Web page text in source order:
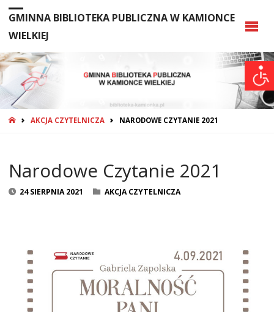
GMINNA BIBLIOTEKA PUBLICZNA W KAMIONCE
WIELKIEJ
STRONA
AKCJA CZYTELNICZA NARODOWE CZYTANIE 2021
Narodowe Czytanie 2021
24 SIERPNIA 2021 AKCJA CZYTELNICZA